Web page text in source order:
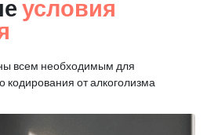
условия
всем необходимым для
кодирования от алкоголизма